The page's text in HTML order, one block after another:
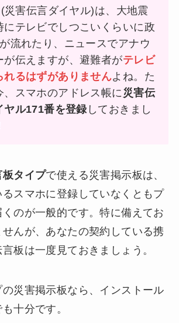
災害伝言ダイヤル)は、大地震
にテレビでしつこいくらいに政
流れたり、ニュースでアナウ
が伝えますが、避難者がテレビ
れるはずがありませんよね。た
、スマホのアドレス帳に災害伝
ヤル171番を登録しておきまし
板タイプで使える災害掲示板は、
スマホに登録していなくともプ
くのが一般的です。特に備えてお
せんが、あなたの契約している携
板は一度見ておきましょう。
の災害掲示板なら、インストール
十分です。